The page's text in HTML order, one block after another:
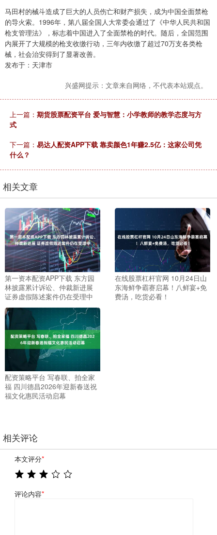
马田村的械斗造成了巨大的人员伤亡和财产损失，成为中国全面禁枪
的导火索。1996年，第八届全国人大常委会通过了《中华人民共和国
枪支管理法》，标志着中国进入了全面禁枪的时代。随后，全国范围
内展开了大规模的枪支收缴行动，三年内收缴了超过70万支各类枪
械，社会治安得到了显著改善。
发布于：天津市
兴盛网提示：文章来自网络，不代表本站观点。
上一篇： 期货股票配资平台 爱与智慧：小学教师的教学态度与方
式
下一篇： 易达人配资APP下载 靠卖颜色1年赚2.5亿：这家公司凭
什么？
相关文章
第一资本配资APP下载 东方园
林披露累计诉讼、仲裁新进展
证券虚假陈述案件仍在受理中
在线股票杠杆官网 10月24日山
东海鲜争霸赛启幕！八鲜宴+免
费汤，吃货必看！
配资策略平台 写春联、拍全家
福 四川德昌2026年迎新春送祝
福文化惠民活动启幕
相关评论
本文评分*
评论内容*